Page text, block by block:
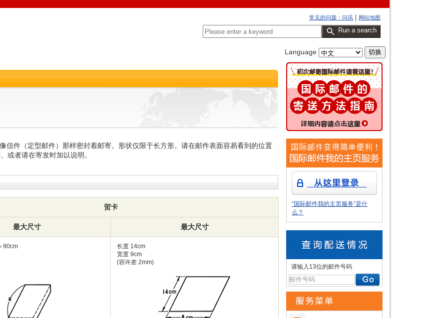
网站地图
常见的问题・问讯
Run a search
Language
信件（定型邮件）那样密封着邮寄。形状仅限于长方形。请在邮件表面容易看到的位置
或者请在寄发时加以说明。
贺卡
最大尺寸 最大尺寸
90cm
长度 14cm
宽度 9cm
(容许差 2mm)
“国际邮件我的主页服务”是什
么？
请输入13位的邮件号码